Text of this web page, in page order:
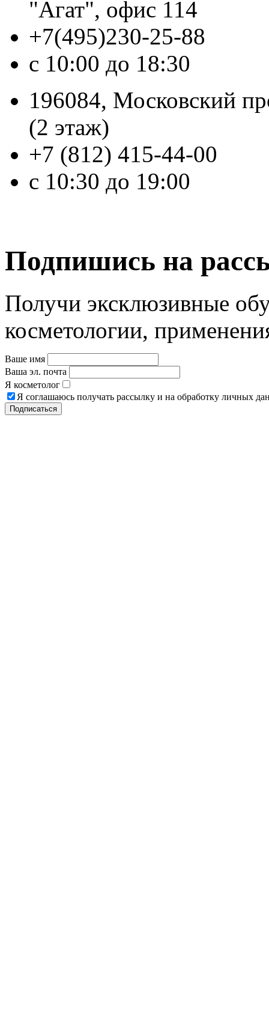
"Агат", офис 114
+7(495)230-25-88
с 10:00 до 18:30
196084, Московский
(2 этаж)
+7 (812) 415-44-00
с 10:30 до 19:00
Подпишись на
Получи эксклюзивные
косметологии,
Ваше имя
Ваша эл. почта
Я косметолог
Я соглашаюсь получать рассылку и на обработку личных